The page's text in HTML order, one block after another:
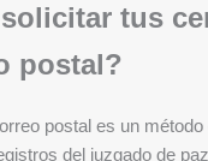
tus
postal?
postal es un
del juzgado de